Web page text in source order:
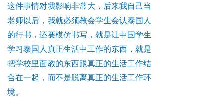
这件事情对我影响非常大，后来我自己当
老师以后，我就必须教会学生会认泰国人
的行书，还要模仿书写，就是让中国学生
学习泰国人真正生活中工作的东西，就是
把学校里面教的东西跟真正的生活工作结
合在一起，而不是脱离真正的生活工作环
境。